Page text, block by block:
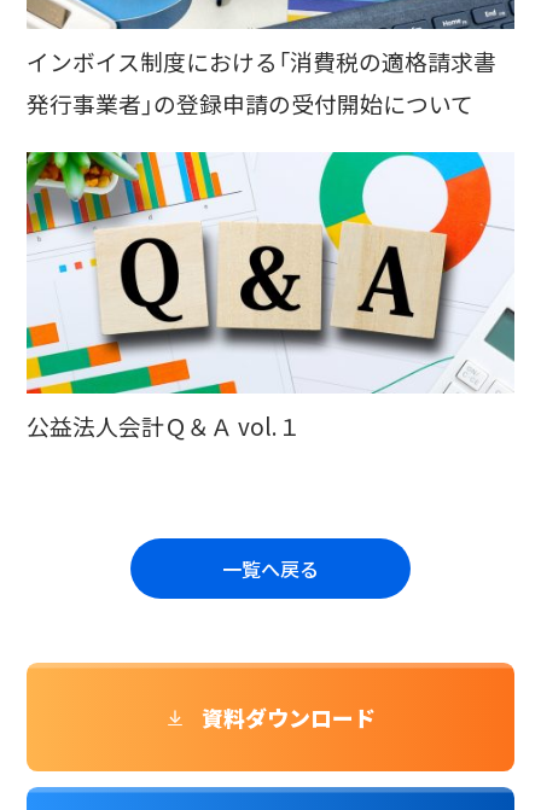
インボイス制度における「消費税の適格請求書
発行事業者」の登録申請の受付開始について
公益法人会計Ｑ＆Ａ vol.１
一覧へ戻る
資料ダウンロード